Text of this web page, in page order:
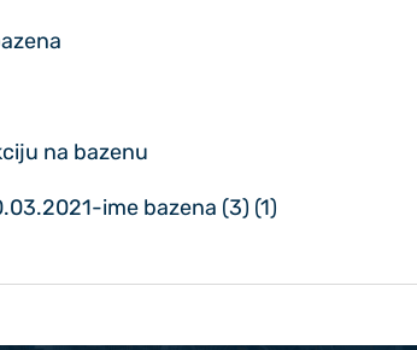
na bazenu
ime bazena (3) (1)